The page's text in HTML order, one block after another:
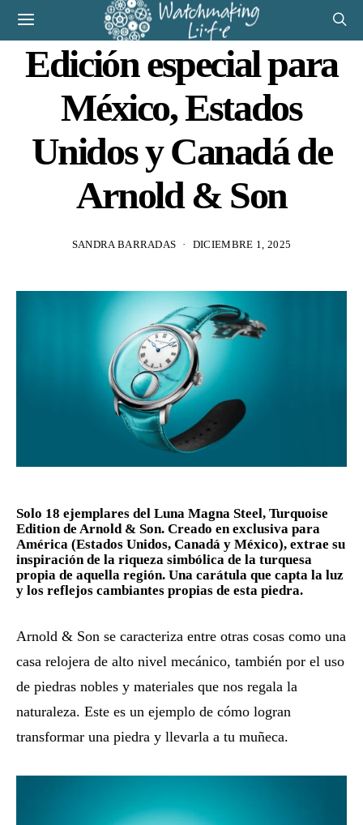
Edición especial para
México, Estados
Unidos y Canadá de
Arnold & Son
SANDRA BARRADAS DICIEMBRE 1, 2025
Solo 18 ejemplares del Luna Magna Steel, Turquoise
Edition de Arnold & Son. Creado en exclusiva para
América (Estados Unidos, Canadá y México), extrae su
inspiración de la riqueza simbólica de la turquesa
propia de aquella región. Una carátula que capta la luz
y los reflejos cambiantes propias de esta piedra.
Arnold & Son se caracteriza entre otras cosas como una
casa relojera de alto nivel mecánico, también por el uso
de piedras nobles y materiales que nos regala la
naturaleza. Este es un ejemplo de cómo logran
transformar una piedra y llevarla a tu muñeca.